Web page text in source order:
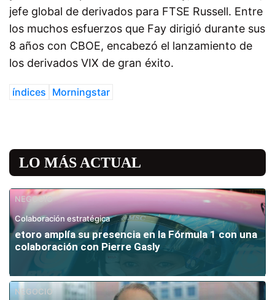
jefe global de derivados para FTSE Russell. Entre
los muchos esfuerzos que Fay dirigió durante sus
8 años con CBOE, encabezó el lanzamiento de
los derivados VIX de gran éxito.
índices Morningstar
LO MÁS ACTUAL
NEGOCIO
Colaboración estratégica
etoro amplía su presencia en la Fórmula 1 con una
colaboración con Pierre Gasly
NEGOCIO